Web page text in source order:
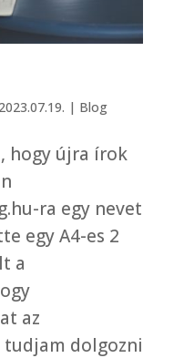
2023.07.19. | Blog
hogy újra írok
ra egy nevet
egy A4-es 2
a
az
dolgozni